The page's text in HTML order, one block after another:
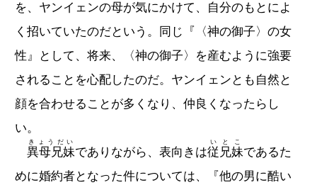
を、ヤンイェンの母が気にかけて、自分のもとによ
く招いていたのだという。同じ『〈神の御子〉の女
性』として、将来、〈神の御子〉を産むように強要
されることを心配したのだ。ヤンイェンとも自然と
顔を合わせることが多くなり、仲良くなったらし
い。
異母兄妹
きょうだい
でありながら、表向きは従兄妹
いとこ
であるた
めに婚約者となった件については、『他の男に酷い